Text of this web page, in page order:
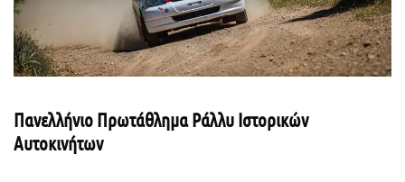
Πανελλήνιο Πρωτάθλημα Ράλλυ Ιστορικών
Αυτοκινήτων